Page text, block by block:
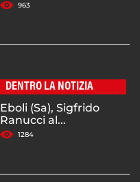
963
DENTRO LA NOTIZIA
Eboli (Sa), Sigfrido
Ranucci al...
1284